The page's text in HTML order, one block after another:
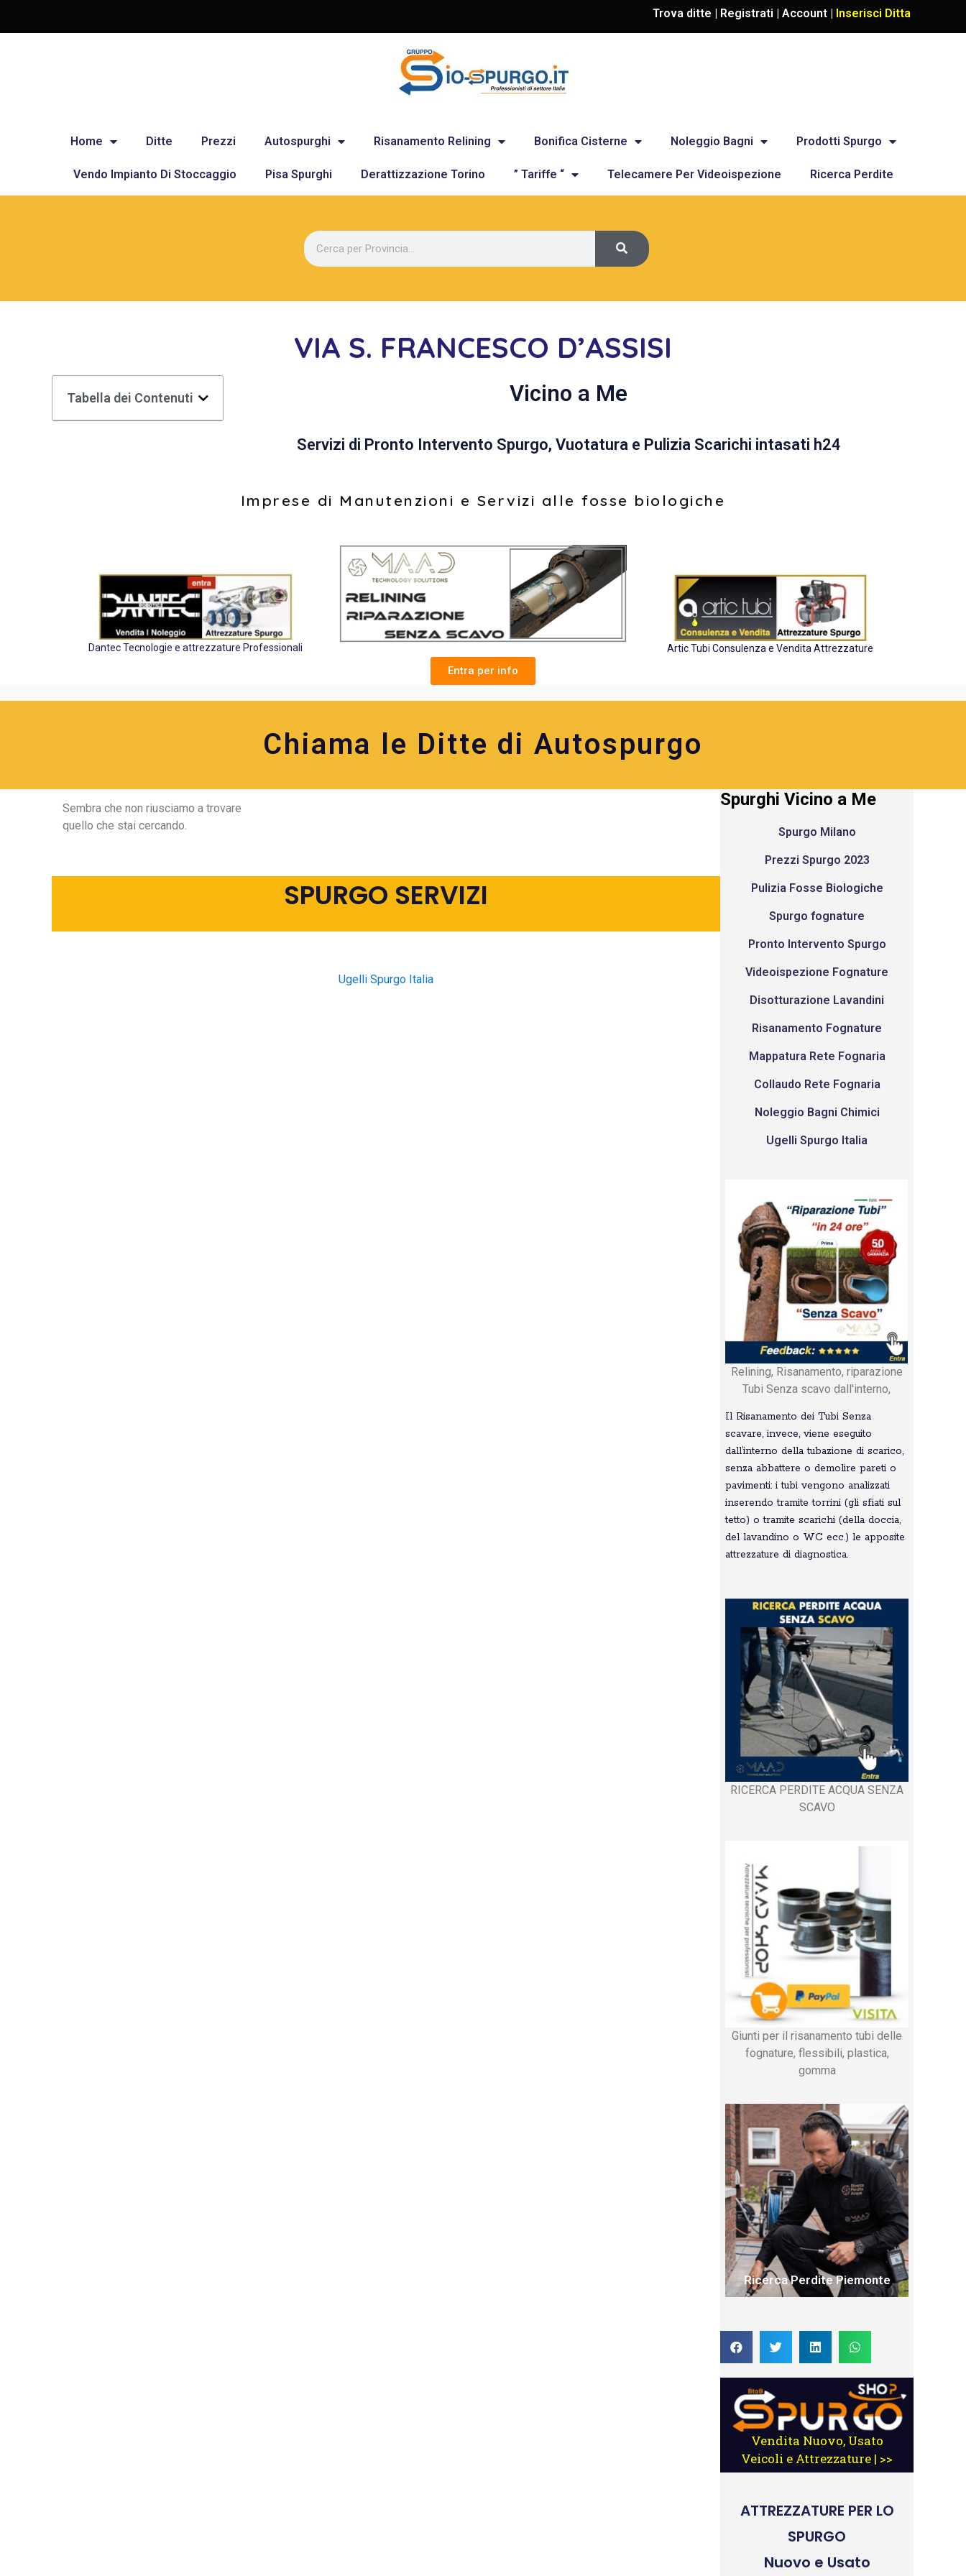
Trova ditte | Registrati | Account | Inserisci Ditta
Home Ditte Prezzi Autospurghi Risanamento Relining Bonifica Cisterne Noleggio Bagni Prodotti Spurgo
Vendo Impianto Di Stoccaggio Pisa Spurghi Derattizzazione Torino ” Tariffe “ Telecamere Per Videoispezione Ricerca Perdite
VIA S. FRANCESCO D’ASSISI
Tabella dei Contenuti Vicino a Me
Servizi di Pronto Intervento Spurgo, Vuotatura e Pulizia Scarichi intasati h24
Imprese di Manutenzioni e Servizi alle fosse biologiche
Dantec Tecnologie e attrezzature Professionali
Entra per info
Artic Tubi Consulenza e Vendita Attrezzature
Chiama le Ditte di Autospurgo
Sembra che non riusciamo a trovare
quello che stai cercando.
SPURGO SERVIZI
Ugelli Spurgo Italia
Spurghi Vicino a Me
Spurgo Milano
Prezzi Spurgo 2023
Pulizia Fosse Biologiche
Spurgo fognature
Pronto Intervento Spurgo
Videoispezione Fognature
Disotturazione Lavandini
Risanamento Fognature
Mappatura Rete Fognaria
Collaudo Rete Fognaria
Noleggio Bagni Chimici
Ugelli Spurgo Italia
Relining, Risanamento, riparazione
Tubi Senza scavo dall'interno,
Il Risanamento dei Tubi Senza
scavare, invece, viene eseguito
dall’interno della tubazione di scarico,
senza abbattere o demolire pareti o
pavimenti: i tubi vengono analizzati
inserendo tramite torrini (gli sfiati sul
tetto) o tramite scarichi (della doccia,
del lavandino o WC ecc.) le apposite
attrezzature di diagnostica.
RICERCA PERDITE ACQUA SENZA
SCAVO
Giunti per il risanamento tubi delle
fognature, flessibili, plastica,
gomma
Ricerca Perdite Piemonte
Vendita Nuovo, Usato
Veicoli e Attrezzature | >>
ATTREZZATURE PER LO
SPURGO
Nuovo e Usato